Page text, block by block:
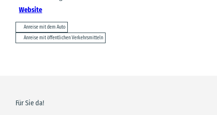
Website
Anreise mit dem Auto
Anreise mit öffentlichen Verkehrsmitteln
Für Sie da!